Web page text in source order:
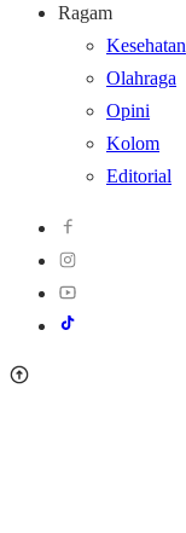
Ragam
Kesehatan
Olahraga
Opini
Kolom
Editorial